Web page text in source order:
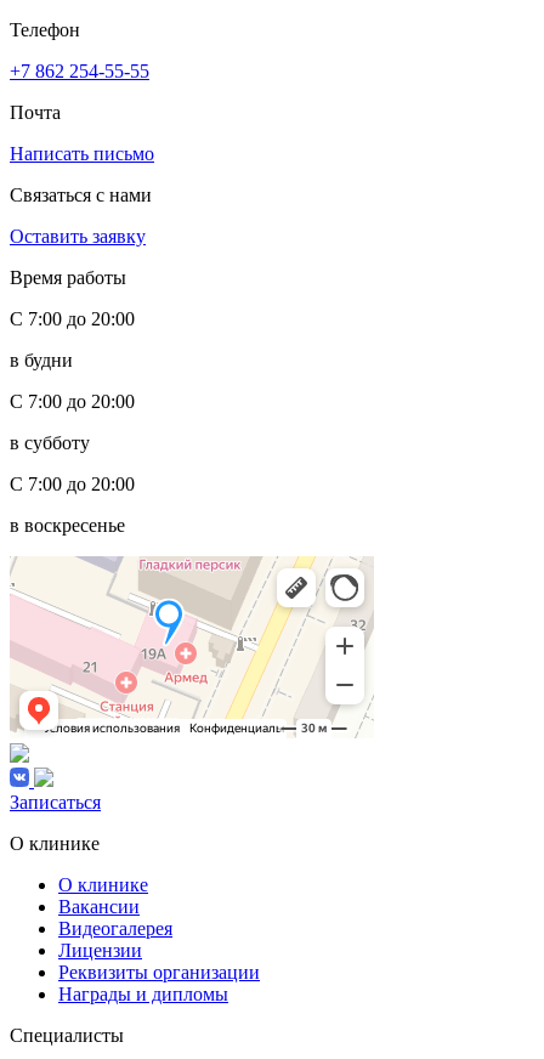
Телефон
+7 862 254-55-55
Почта
Написать письмо
Связаться с нами
Оставить заявку
Время работы
С 7:00 до 20:00
в будни
С 7:00 до 20:00
в субботу
С 7:00 до 20:00
в воскресенье
Записаться
О клинике
О клинике
Вакансии
Видеогалерея
Лицензии
Реквизиты организации
Награды и дипломы
Специалисты